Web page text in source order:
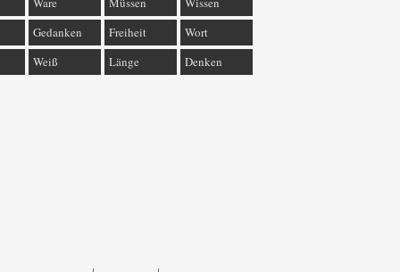
Gedanken Freiheit
Wort
Weiß Länge Denken